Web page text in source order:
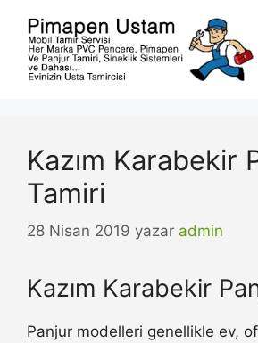
Kazım Karabekir
Tamiri
28 Nisan 2019 yazar admin
Kazım Karabekir
Panjur modelleri genellikle ev,